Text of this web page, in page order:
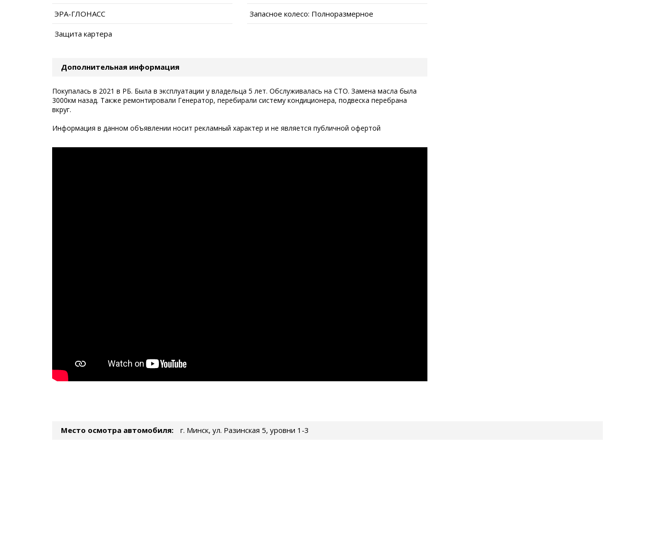
ЭРА-ГЛОНАСС Запасное колесо: Полноразмерное
Защита картера
Дополнительная информация
Покупалась в 2021 в РБ. Была в эксплуатации у владельца 5 лет. Обслуживалась на СТО. Замена масла была
3000км назад. Также ремонтировали Генератор, перебирали систему кондиционера, подвеска перебрана
вкруг.
Информация в данном объявлении носит рекламный характер и не является публичной офертой
Место осмотра автомобиля: г. Минск, ул. Разинская 5, уровни 1-3